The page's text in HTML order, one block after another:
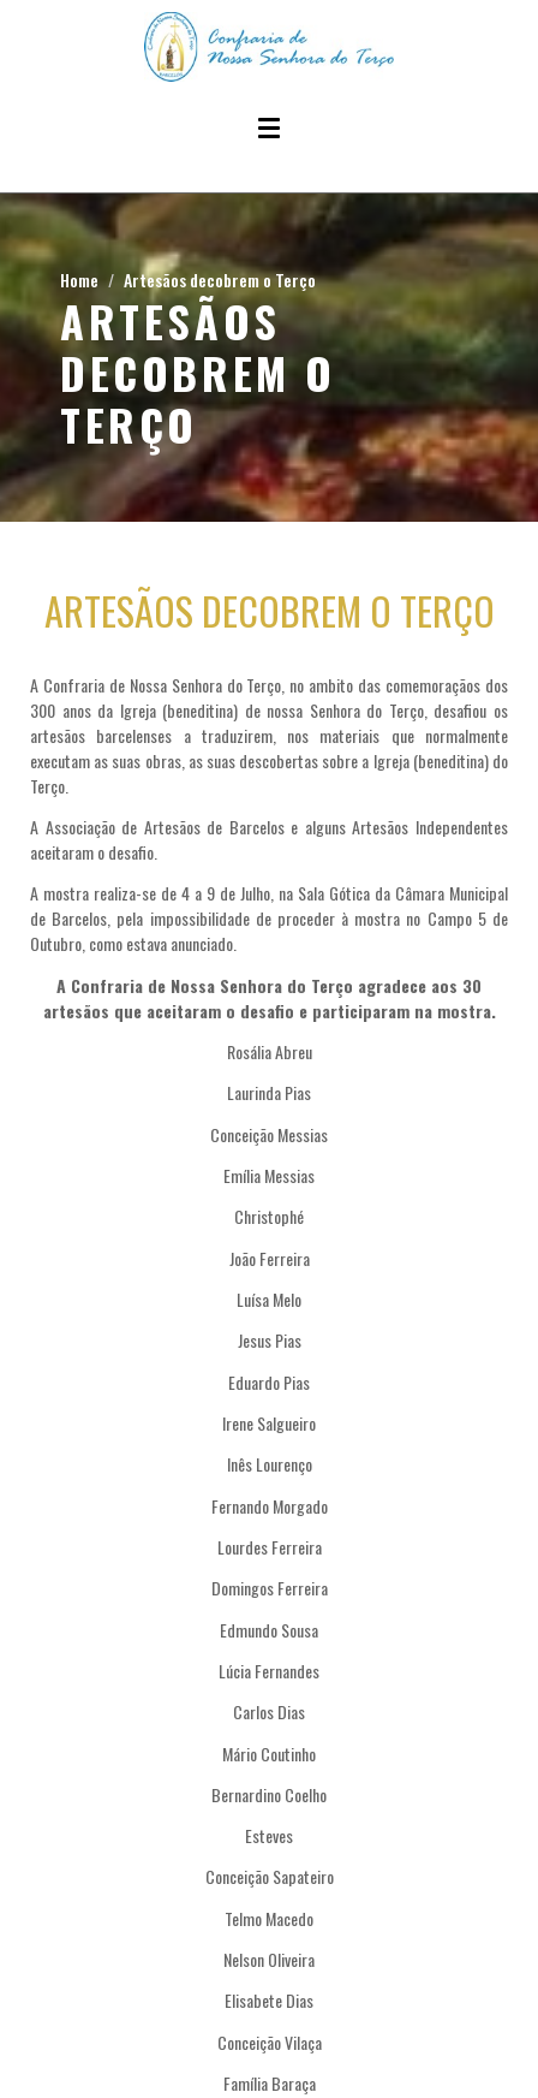
Home Artesãos decobrem o Terço
ARTESÃOS
DECOBREM O
TERÇO
ARTESÃOS DECOBREM O TERÇO
A Confraria de Nossa Senhora do Terço, no ambito das comemoraçãos dos
300 anos da Igreja (beneditina) de nossa Senhora do Terço, desafiou os
artesãos barcelenses a traduzirem, nos materiais que normalmente
executam as suas obras, as suas descobertas sobre a Igreja (beneditina) do
Terço.
A Associação de Artesãos de Barcelos e alguns Artesãos Independentes
aceitaram o desafio.
A mostra realiza-se de 4 a 9 de Julho, na Sala Gótica da Câmara Municipal
de Barcelos, pela impossibilidade de proceder à mostra no Campo 5 de
Outubro, como estava anunciado.
A Confraria de Nossa Senhora do Terço agradece aos 30
artesãos que aceitaram o desafio e participaram na mostra.
Rosália Abreu
Laurinda Pias
Conceição Messias
Emília Messias
Christophé
João Ferreira
Luísa Melo
Jesus Pias
Eduardo Pias
Irene Salgueiro
Inês Lourenço
Fernando Morgado
Lourdes Ferreira
Domingos Ferreira
Edmundo Sousa
Lúcia Fernandes
Carlos Dias
Mário Coutinho
Bernardino Coelho
Esteves
Conceição Sapateiro
Telmo Macedo
Nelson Oliveira
Elisabete Dias
Conceição Vilaça
Família Baraça